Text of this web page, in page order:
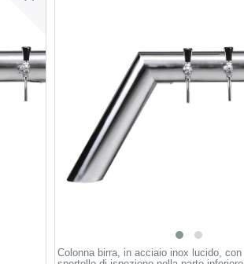
Colonna birra, in acciaio inox lucido, con